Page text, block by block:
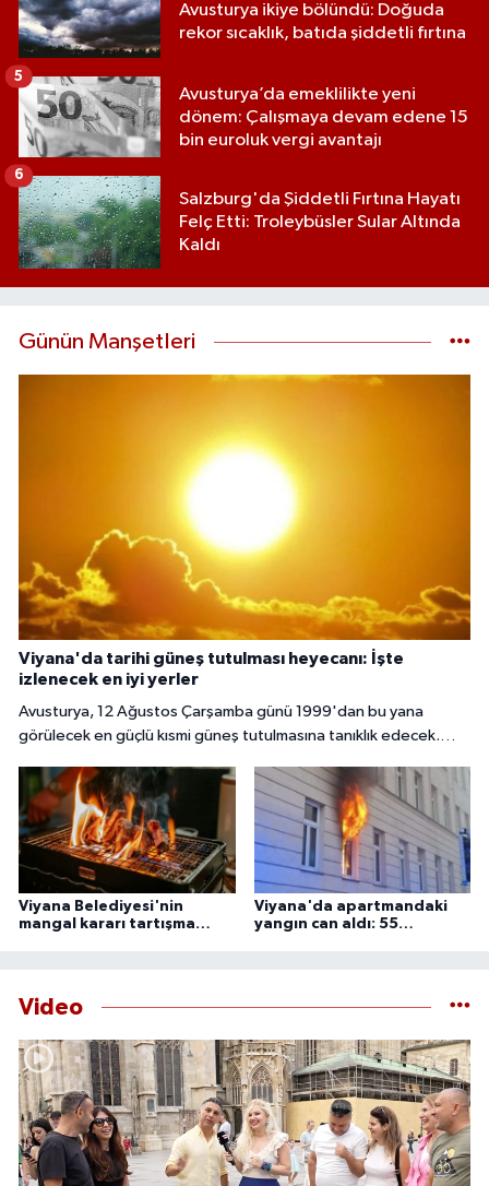
Avusturya ikiye bölündü: Doğuda
rekor sıcaklık, batıda şiddetli fırtına
Avusturya’da emeklilikte yeni
dönem: Çalışmaya devam edene 15
bin euroluk vergi avantajı
5
Salzburg'da Şiddetli Fırtına Hayatı
Felç Etti: Troleybüsler Sular Altında
Kaldı
6
Günün Manşetleri
Viyana'da tarihi güneş tutulması heyecanı: İşte
izlenecek en iyi yerler
Avusturya, 12 Ağustos Çarşamba günü 1999'dan bu yana
görülecek en güçlü kısmi güneş tutulmasına tanıklık edecek.
85 ila 89'unun Ay tarafından örtüleceği bu nadir doğa olayını
izlemek için çeşitli noktalarda bir araya gelecek.
Viyana Belediyesi'nin
mangal kararı tartışma
Viyana'da apartmandaki
yangın can aldı: 55
Video